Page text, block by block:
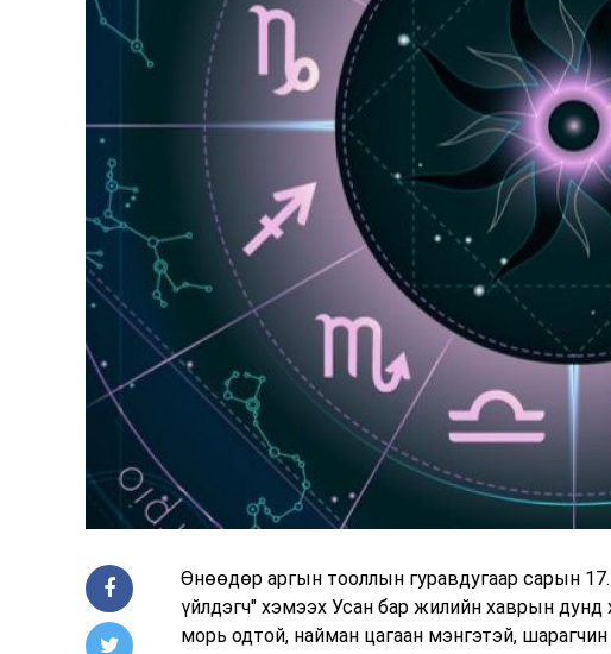
Өнөөдөр аргын тооллын гуравдугаар сарын
үйлдэгч" хэмээх Усан бар жилийн хаврын дунд
морь одтой, найман цагаан мэнгэтэй,